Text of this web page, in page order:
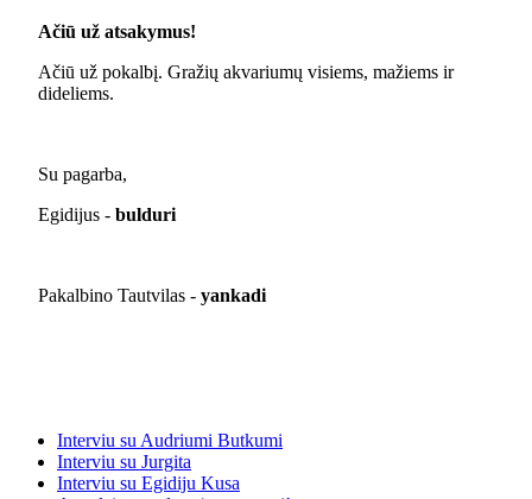
Ačiū už atsakymus!
Ačiū už pokalbį. Gražių akvariumų visiems, mažiems ir
dideliems.
Su pagarba,
Egidijus - bulduri
Pakalbino Tautvilas - yankadi
Interviu su Audriumi Butkumi
Interviu su Jurgita
Interviu su Egidiju Kusa